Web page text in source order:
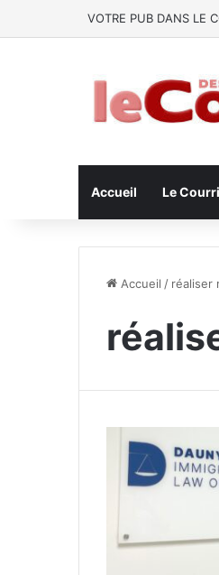
VOTRE PUB DANS LE
Accueil Le
Accueil / réaliser